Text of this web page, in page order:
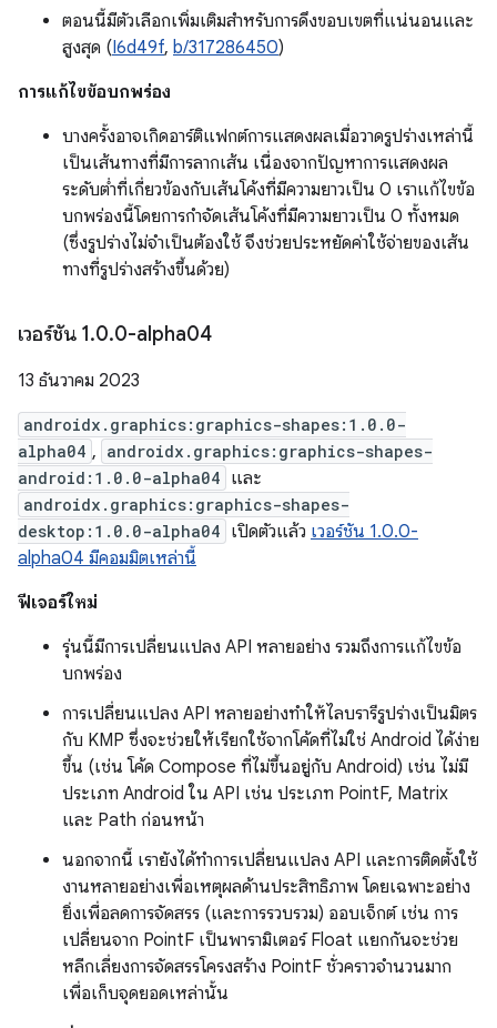
ตอนนี้มีตัวเลือกเพิ่มเติมสำหรับการดึงขอบเขตที่แน่นอนและ
สูงสุด (I6d49f, b/317286450)
การแก้ไขข้อบกพร่อง
บางครั้งอาจเกิดอาร์ติแฟกต์การแสดงผลเมื่อวาดรูปร่างเหล่านี้
เป็นเส้นทางที่มีการลากเส้น เนื่องจากปัญหาการแสดงผล
ระดับต่ำที่เกี่ยวข้องกับเส้นโค้งที่มีความยาวเป็น 0 เราแก้ไขข้อ
บกพร่องนี้โดยการกำจัดเส้นโค้งที่มีความยาวเป็น 0 ทั้งหมด
(ซึ่งรูปร่างไม่จำเป็นต้องใช้ จึงช่วยประหยัดค่าใช้จ่ายของเส้น
ทางที่รูปร่างสร้างขึ้นด้วย)
เวอร์ชัน 1.0.0-alpha04
13 ธันวาคม 2023
androidx.graphics:graphics-shapes:1.0.0-
alpha04 , androidx.graphics:graphics-shapes-
android:1.0.0-alpha04 และ
androidx.graphics:graphics-shapes-
desktop:1.0.0-alpha04 เปิดตัวแล้ว เวอร์ชัน 1.0.0-
alpha04 มีคอมมิตเหล่านี้
ฟีเจอร์ใหม่
รุ่นนี้มีการเปลี่ยนแปลง API หลายอย่าง รวมถึงการแก้ไขข้อ
บกพร่อง
การเปลี่ยนแปลง API หลายอย่างทำให้ไลบรารีรูปร่างเป็นมิตร
กับ KMP ซึ่งจะช่วยให้เรียกใช้จากโค้ดที่ไม่ใช่ Android ได้ง่าย
ขึ้น (เช่น โค้ด Compose ที่ไม่ขึ้นอยู่กับ Android) เช่น ไม่มี
ประเภท Android ใน API เช่น ประเภท PointF, Matrix
และ Path ก่อนหน้า
นอกจากนี้ เรายังได้ทำการเปลี่ยนแปลง API และการติดตั้งใช้
งานหลายอย่างเพื่อเหตุผลด้านประสิทธิภาพ โดยเฉพาะอย่าง
ยิ่งเพื่อลดการจัดสรร (และการรวบรวม) ออบเจ็กต์ เช่น การ
เปลี่ยนจาก PointF เป็นพารามิเตอร์ Float แยกกันจะช่วย
หลีกเลี่ยงการจัดสรรโครงสร้าง PointF ชั่วคราวจำนวนมาก
เพื่อเก็บจุดยอดเหล่านั้น